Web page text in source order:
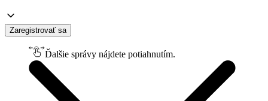
Zaregistrovať sa
Ďalšie správy nájdete potiahnutím.